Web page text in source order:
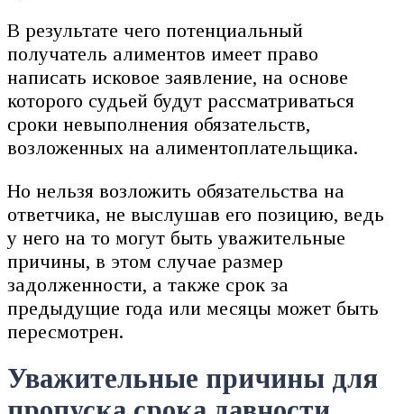
В результате чего потенциальный
получатель алиментов имеет право
написать исковое заявление, на основе
которого судьей будут рассматриваться
сроки невыполнения обязательств,
возложенных на алиментоплательщика.
Но нельзя возложить обязательства на
ответчика, не выслушав его позицию, ведь
у него на то могут быть уважительные
причины, в этом случае размер
задолженности, а также срок за
предыдущие года или месяцы может быть
пересмотрен.
Уважительные причины для